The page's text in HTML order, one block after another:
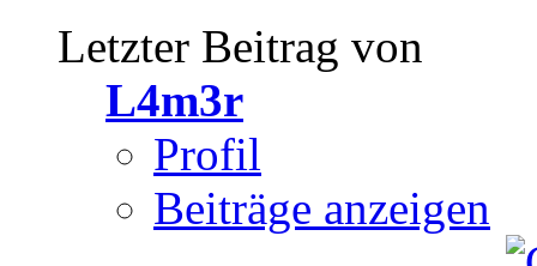
Letzter Beitrag von
L4m3r
Profil
Beiträge anzeigen